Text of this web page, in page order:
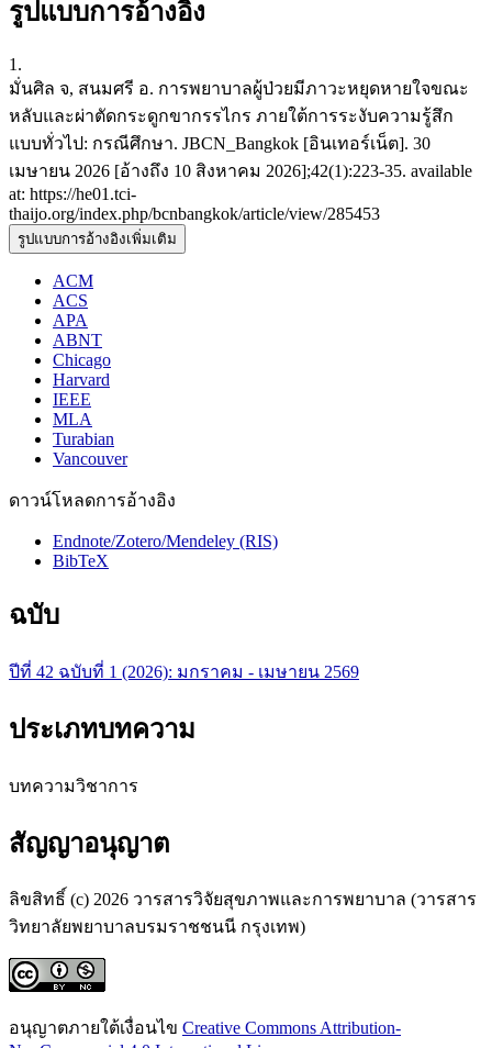
รูปแบบการอ้างอิง
1.
มั่นศิล จ, สนมศรี อ. การพยาบาลผู้ป่วยมีภาวะหยุดหายใจขณะ
หลับและผ่าตัดกระดูกขากรรไกร ภายใต้การระงับความรู้สึก
แบบทั่วไป: กรณีศึกษา. JBCN_Bangkok [อินเทอร์เน็ต]. 30
เมษายน 2026 [อ้างถึง 10 สิงหาคม 2026];42(1):223-35. available
at: https://he01.tci-
thaijo.org/index.php/bcnbangkok/article/view/285453
รูปแบบการอ้างอิงเพิ่มเติม
ACM
ACS
APA
ABNT
Chicago
Harvard
IEEE
MLA
Turabian
Vancouver
ดาวน์โหลดการอ้างอิง
Endnote/Zotero/Mendeley (RIS)
BibTeX
ฉบับ
ปีที่ 42 ฉบับที่ 1 (2026): มกราคม - เมษายน 2569
ประเภทบทความ
บทความวิชาการ
สัญญาอนุญาต
ลิขสิทธิ์ (c) 2026 วารสารวิจัยสุขภาพและการพยาบาล (วารสาร
วิทยาลัยพยาบาลบรมราชชนนี กรุงเทพ)
อนุญาตภายใต้เงื่อนไข Creative Commons Attribution-